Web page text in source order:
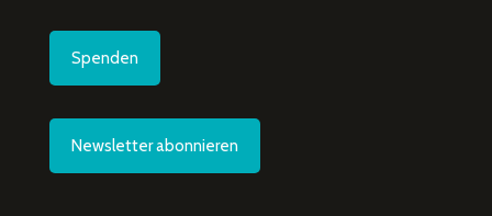
Spenden
Newsletter abonnieren